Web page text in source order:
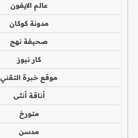
عالم الايفون
مدونة كوكان
صحيفة نهج
كار نيوز
موقع خبرة التقني
أناقة أنثى
متورخ
مدسن